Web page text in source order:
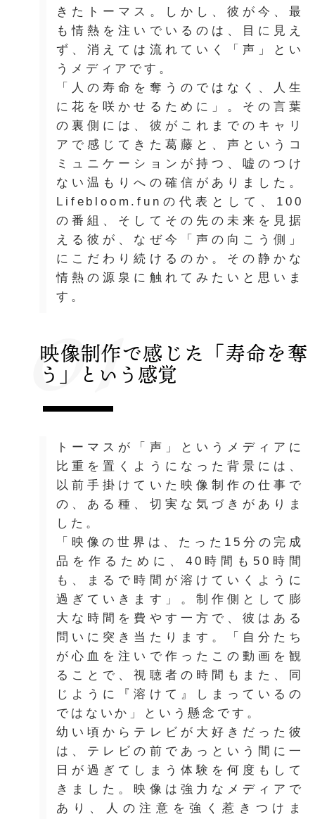
きたトーマス。しかし、彼が今、最
も情熱を注いでいるのは、目に見え
ず、消えては流れていく「声」とい
うメディアです。
「人の寿命を奪うのではなく、人生
に花を咲かせるために」。その言葉
の裏側には、彼がこれまでのキャリ
アで感じてきた葛藤と、声というコ
ミュニケーションが持つ、嘘のつけ
ない温もりへの確信がありました。
Lifebloom.funの代表として、100
の番組、そしてその先の未来を見据
える彼が、なぜ今「声の向こう側」
にこだわり続けるのか。その静かな
情熱の源泉に触れてみたいと思いま
す。
映像制作で感じた「寿命を奪
う」という感覚
01
トーマスが「声」というメディアに
比重を置くようになった背景には、
以前手掛けていた映像制作の仕事で
の、ある種、切実な気づきがありま
した。
「映像の世界は、たった15分の完成
品を作るために、40時間も50時間
も、まるで時間が溶けていくように
過ぎていきます」。制作側として膨
大な時間を費やす一方で、彼はある
問いに突き当たります。「自分たち
が心血を注いで作ったこの動画を観
ることで、視聴者の時間もまた、同
じように『溶けて』しまっているの
ではないか」という懸念です。
幼い頃からテレビが大好きだった彼
は、テレビの前であっという間に一
日が過ぎてしまう体験を何度もして
きました。映像は強力なメディアで
あり、人の注意を強く惹きつけま